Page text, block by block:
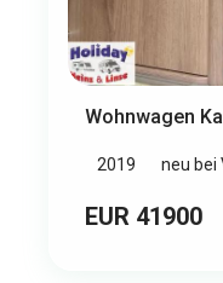
Wohnwagen
2019 neu bei
EUR 41900